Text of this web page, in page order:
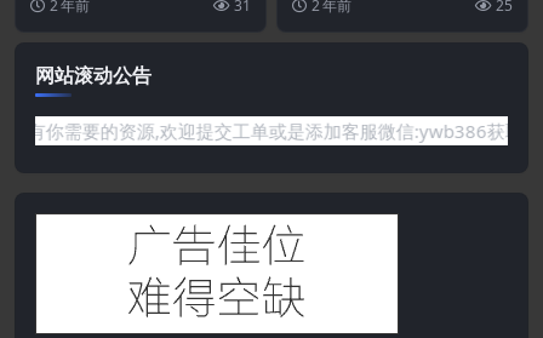
多关于商业和生活的建...
2 年前 31 2 年前 25
网站滚动公告
要的资源,欢迎提交工单或是添加客服微信:ywb386获取帮助！